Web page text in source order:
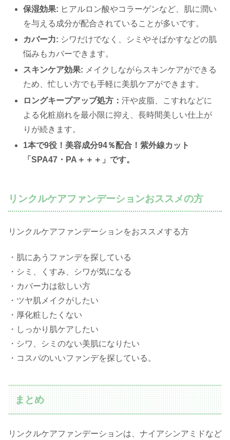
保湿効果: ヒアルロン酸やコラーゲンなど、肌に潤い
を与える成分が配合されていることが多いです。
カバー力: シワだけでなく、シミやそばかすなどの肌
悩みもカバーできます。
スキンケア効果: メイクしながらスキンケアができる
ため、忙しい方でも手軽に美肌ケアができます。
ロングキープアップ処方：汗や皮脂、こすれなどに
よる化粧崩れを最小限に抑え、長時間美しい仕上が
りが続きます。
1本で9役！美容成分94％配合！紫外線カット
「SPA47・PA＋＋＋」です。
リンクルケアファンデーションおススメの方
リンクルケアファンデーションをおススメする方
・肌にあうファンデを探している
・シミ、くすみ、シワが気になる
・カバー力は欲しい方
・ツヤ肌メイクがしたい
・厚化粧したくない
・しっかり肌ケアしたい
・シワ、シミのない美肌になりたい
・コスパのいいファンデを探している。
まとめ
リンクルケアファンデーションは、ナイアシンアミドなど